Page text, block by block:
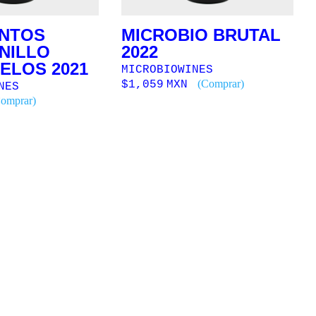
2021
MICROBIO BRUTAL
2022
MICROBIOWINES
$1,059 MXN (Comprar)